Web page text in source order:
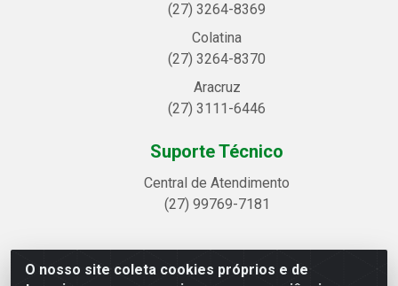
O nosso site coleta cookies próprios e de
(27) 3264-8369
Colatina
(27) 3264-8370
Aracruz
(27) 3111-6446
Suporte Técnico
Central de Atendimento
(27) 99769-7181
Linhavix Distribuidora LTDA - Avenida Alegre, 2521 -